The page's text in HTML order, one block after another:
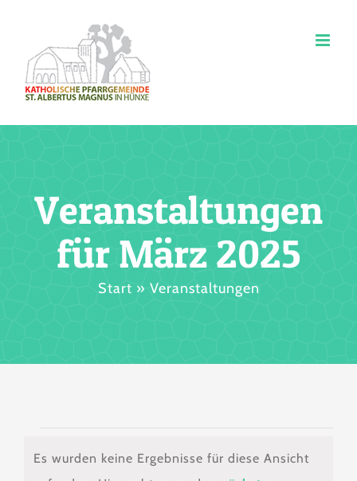
springen
Veranstaltungen
für März 2025
Start » Veranstaltungen
Veranstaltungen
Es wurden keine Ergebnisse für diese Ansicht